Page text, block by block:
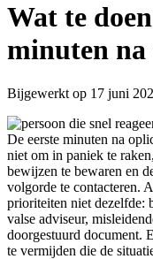
Wat te
minuten
Bijgewerkt op 17 juni
De eerste minuten na
niet om in paniek te
bewijzen te bewaren en
volgorde te contacteren.
prioriteiten niet dezelfde:
valse adviseur,
doorgestuurd document.
te vermijden die de